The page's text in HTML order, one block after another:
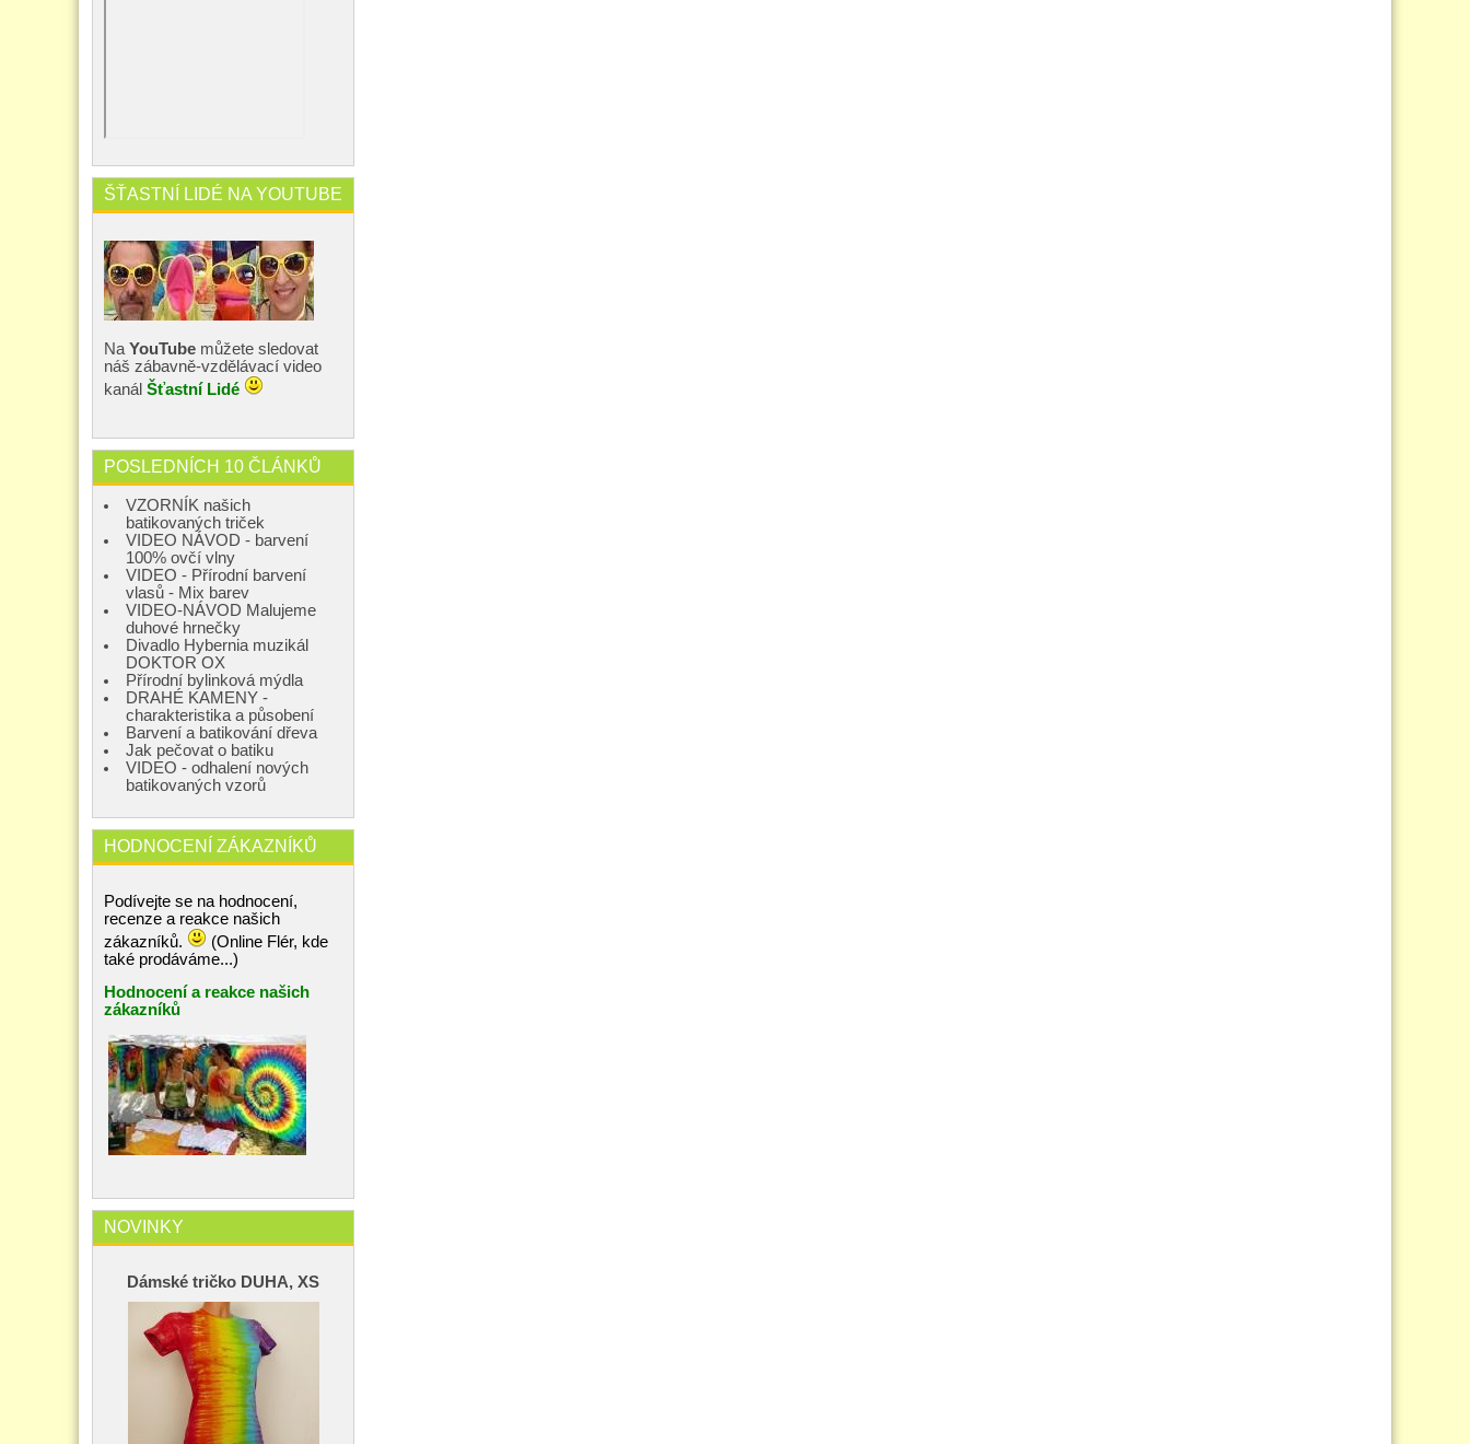
ŠŤASTNÍ LIDÉ NA YOUTUBE
Na YouTube můžete sledovat
náš zábavně-vzdělávací video
kanál Šťastní Lidé
POSLEDNÍCH 10 ČLÁNKŮ
VZORNÍK našich
batikovaných triček
VIDEO NÁVOD - barvení
100% ovčí vlny
VIDEO - Přírodní barvení
vlasů - Mix barev
VIDEO-NÁVOD Malujeme
duhové hrnečky
Divadlo Hybernia muzikál
DOKTOR OX
Přírodní bylinková mýdla
DRAHÉ KAMENY -
charakteristika a působení
Barvení a batikování dřeva
Jak pečovat o batiku
VIDEO - odhalení nových
batikovaných vzorů
HODNOCENÍ ZÁKAZNÍKŮ
Podívejte se na hodnocení,
recenze a reakce našich
zákazníků.
(Online Flér, kde
také prodáváme...)
Hodnocení a reakce našich
zákazníků
NOVINKY
Dámské tričko DUHA, XS